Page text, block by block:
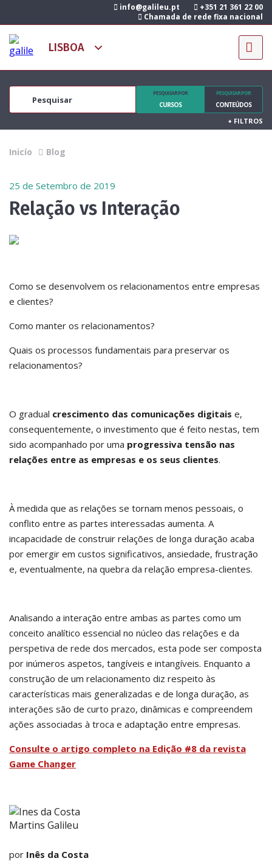
info@galileu.pt
+351 21 361 22 00
Chamada de rede fixa nacional
PESQUISAR POR
CURSOS
PESQUISAR POR
CONTEÚDOS
+ FILTROS
Inicío Blog
25 de Setembro de 2019
Relação vs Interação
Como se desenvolvem os relacionamentos entre empresas
e clientes?
Como manter os relacionamentos?
Quais os processos fundamentais para preservar os
relacionamentos?
O gradual crescimento das comunicações digitais e,
consequentemente, o investimento que é feito nestas, tem
sido acompanhado por uma progressiva tensão nas
relações entre as empresas e os seus clientes.
À medida que as relações se tornam menos pessoais, o
conflito entre as partes interessadas aumenta. A
incapacidade de construir relações de longa duração acaba
por emergir em custos significativos, ansiedade, frustração
e, eventualmente, na quebra da relação empresa-clientes.
Analisando a interação entre ambas as partes como um
conceito analítico essencial no núcleo das relações e da
perspetiva de rede dos mercados, esta pode ser composta
por inúmeros aspetos, tangíveis e intangíveis. Enquanto a
construção de um relacionamento diz respeito às
características mais generalizadas e de longa duração, as
interações são de curto prazo, dinâmicas e compreendem
ações associadas à troca e adaptação entre empresas.
Consulte o artigo completo na Edição #8 da revista
Game Changer
por Inês da Costa